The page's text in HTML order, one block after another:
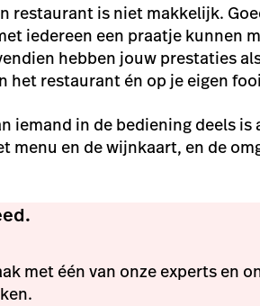
restaurant is niet makkelijk.
iedereen een praatje kunnen
hebben jouw prestaties
het restaurant én op je eigen
iemand in de bediening deels is
menu en de wijnkaart, en de
met één van onze experts en